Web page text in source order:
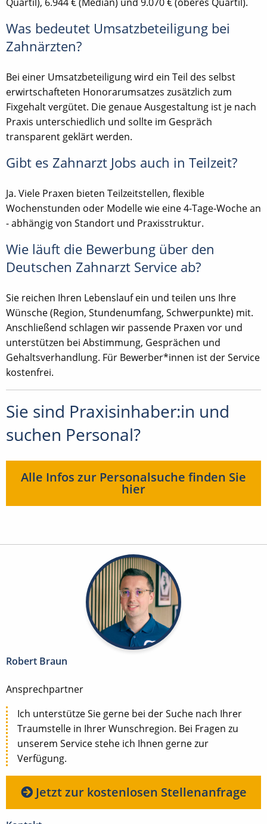
Was bedeutet Umsatzbeteiligung bei
Zahnärzten?
Bei einer Umsatzbeteiligung wird ein Teil des selbst
erwirtschafteten Honorarumsatzes zusätzlich zum
Fixgehalt vergütet. Die genaue Ausgestaltung ist je nach
Praxis unterschiedlich und sollte im Gespräch
transparent geklärt werden.
Gibt es Zahnarzt Jobs auch in Teilzeit?
Ja. Viele Praxen bieten Teilzeitstellen, flexible
Wochenstunden oder Modelle wie eine 4-Tage-Woche an
- abhängig von Standort und Praxisstruktur.
Wie läuft die Bewerbung über den
Deutschen Zahnarzt Service ab?
Sie reichen Ihren Lebenslauf ein und teilen uns Ihre
Wünsche (Region, Stundenumfang, Schwerpunkte) mit.
Anschließend schlagen wir passende Praxen vor und
unterstützen bei Abstimmung, Gesprächen und
Gehaltsverhandlung. Für Bewerber*innen ist der Service
kostenfrei.
Sie sind Praxisinhaber:in und
suchen Personal?
Alle Infos zur Personalsuche finden Sie
hier
Robert Braun
Ansprechpartner
Ich unterstütze Sie gerne bei der Suche nach Ihrer
Traumstelle in Ihrer Wunschregion. Bei Fragen zu
unserem Service stehe ich Ihnen gerne zur
Verfügung.
Jetzt zur kostenlosen Stellenanfrage